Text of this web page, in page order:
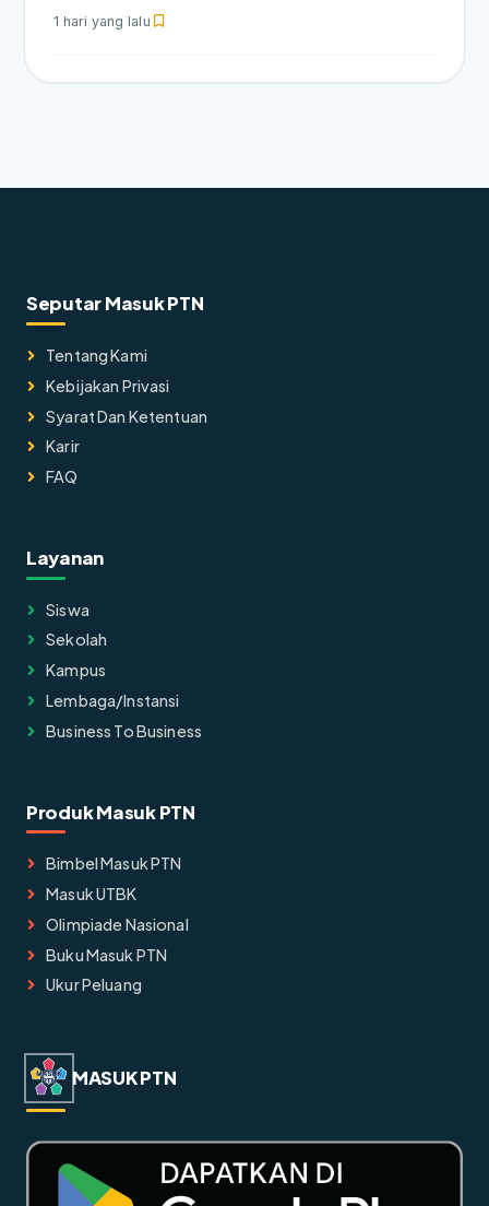
1 hari yang lalu
Seputar Masuk PTN
Tentang Kami
Kebijakan Privasi
Syarat Dan Ketentuan
Karir
FAQ
Layanan
Siswa
Sekolah
Kampus
Lembaga/instansi
Business To Business
Produk Masuk PTN
Bimbel Masuk PTN
Masuk UTBK
Olimpiade Nasional
Buku Masuk PTN
Ukur Peluang
MASUK PTN